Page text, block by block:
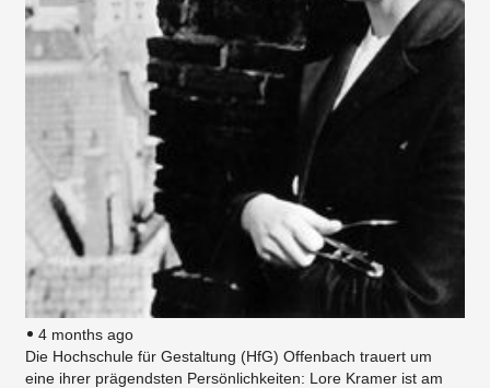
4 months ago
Die Hochschule für Gestaltung (HfG) Offenbach trauert um
eine ihrer prägendsten Persönlichkeiten: Lore Kramer ist am